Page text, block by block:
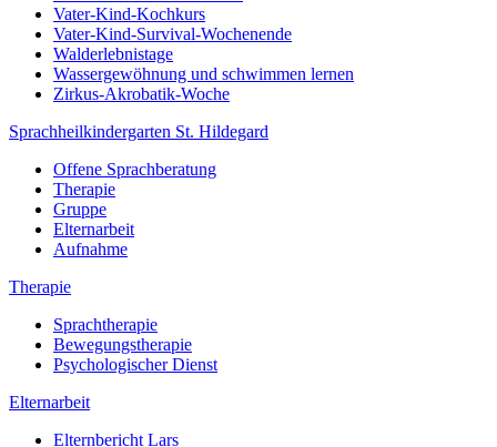
Vater-Kind-Kochkurs
Vater-Kind-Survival-Wochenende
Walderlebnistage
Wassergewöhnung und schwimmen lernen
Zirkus-Akrobatik-Woche
Sprachheilkindergarten St. Hildegard
Offene Sprachberatung
Therapie
Gruppe
Elternarbeit
Aufnahme
Therapie
Sprachtherapie
Bewegungstherapie
Psychologischer Dienst
Elternarbeit
Elternbericht Lars